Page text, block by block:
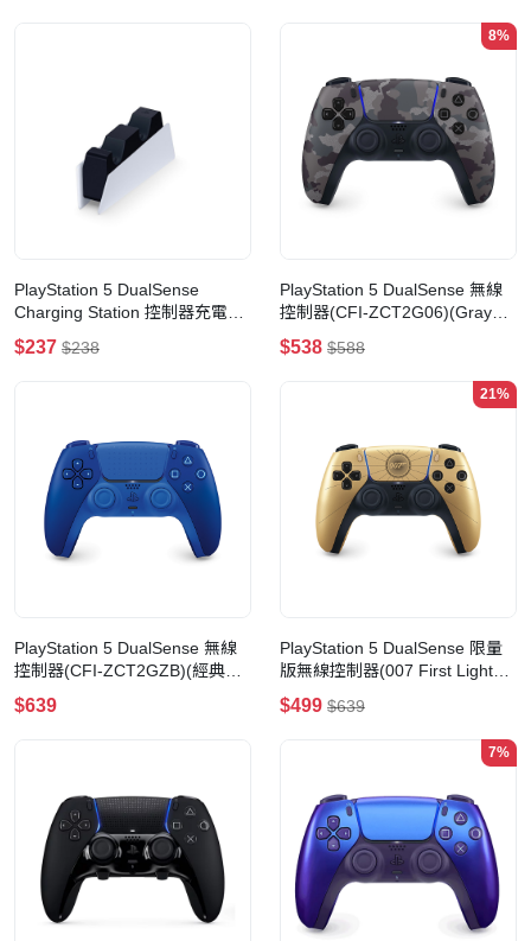
PlayStation 5 DualSense
Charging Station 控制器充電座
(CFI-ZDS1 G)
$237 $238
8%
PlayStation 5 DualSense 無線
控制器(CFI-ZCT2G06)(Gray
Camouflage 深灰迷彩)
$538 $588
PlayStation 5 DualSense 無線
控制器(CFI-ZCT2GZB)(經典藍
特別版)
$639
21%
PlayStation 5 DualSense 限量
版無線控制器(007 First Light
Limited Edition)
$499 $639
7%